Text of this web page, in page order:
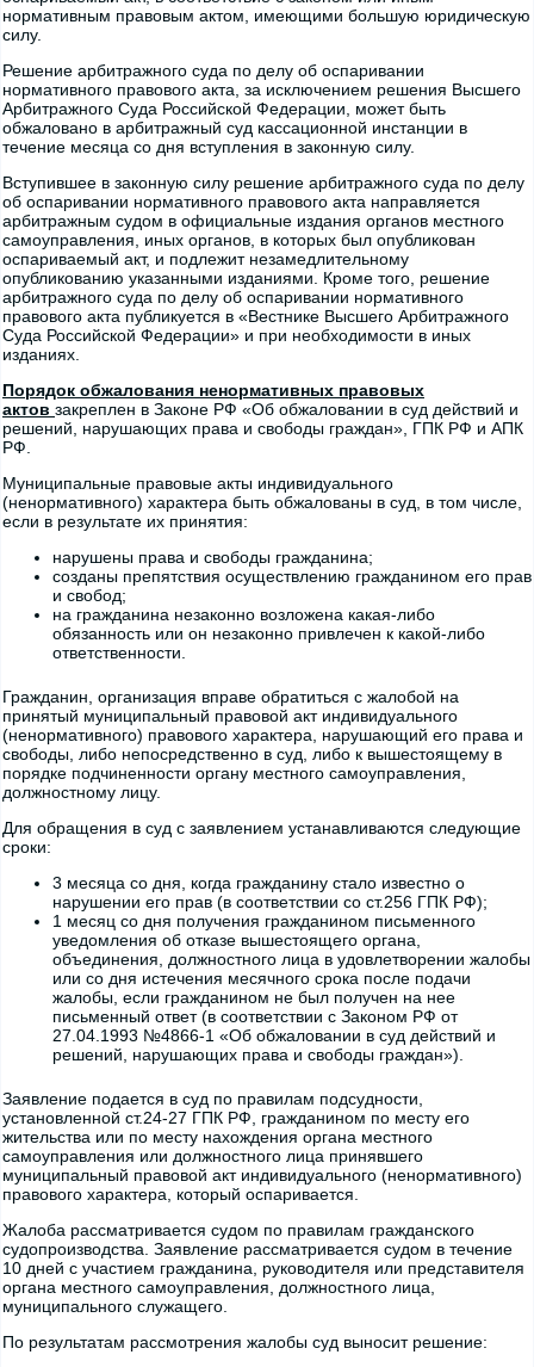
нормативным правовым актом, имеющими большую юридическую
силу.
Решение арбитражного суда по делу об оспаривании
нормативного правового акта, за исключением решения Высшего
Арбитражного Суда Российской Федерации, может быть
обжаловано в арбитражный суд кассационной инстанции в
течение месяца со дня вступления в законную силу.
Вступившее в законную силу решение арбитражного суда по делу
об оспаривании нормативного правового акта направляется
арбитражным судом в официальные издания органов местного
самоуправления, иных органов, в которых был опубликован
оспариваемый акт, и подлежит незамедлительному
опубликованию указанными изданиями. Кроме того, решение
арбитражного суда по делу об оспаривании нормативного
правового акта публикуется в «Вестнике Высшего Арбитражного
Суда Российской Федерации» и при необходимости в иных
изданиях.
Порядок обжалования ненормативных правовых
актов закреплен в Законе РФ «Об обжаловании в суд действий и
решений, нарушающих права и свободы граждан», ГПК РФ и АПК
РФ.
Муниципальные правовые акты индивидуального
(ненормативного) характера быть обжалованы в суд, в том числе,
если в результате их принятия:
нарушены права и свободы гражданина;
созданы препятствия осуществлению гражданином его прав
и свобод;
на гражданина незаконно возложена какая-либо
обязанность или он незаконно привлечен к какой-либо
ответственности.
Гражданин, организация вправе обратиться с жалобой на
принятый муниципальный правовой акт индивидуального
(ненормативного) правового характера, нарушающий его права и
свободы, либо непосредственно в суд, либо к вышестоящему в
порядке подчиненности органу местного самоуправления,
должностному лицу.
Для обращения в суд с заявлением устанавливаются следующие
сроки:
3 месяца со дня, когда гражданину стало известно о
нарушении его прав (в соответствии со ст.256 ГПК РФ);
1 месяц со дня получения гражданином письменного
уведомления об отказе вышестоящего органа,
объединения, должностного лица в удовлетворении жалобы
или со дня истечения месячного срока после подачи
жалобы, если гражданином не был получен на нее
письменный ответ (в соответствии с Законом РФ от
27.04.1993 №4866-1 «Об обжаловании в суд действий и
решений, нарушающих права и свободы граждан»).
Заявление подается в суд по правилам подсудности,
установленной ст.24-27 ГПК РФ, гражданином по месту его
жительства или по месту нахождения органа местного
самоуправления или должностного лица принявшего
муниципальный правовой акт индивидуального (ненормативного)
правового характера, который оспаривается.
Жалоба рассматривается судом по правилам гражданского
судопроизводства. Заявление рассматривается судом в течение
10 дней с участием гражданина, руководителя или представителя
органа местного самоуправления, должностного лица,
муниципального служащего.
По результатам рассмотрения жалобы суд выносит решение: